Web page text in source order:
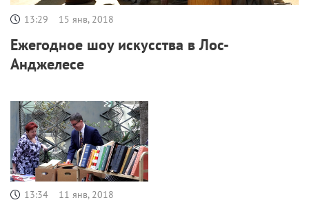
13:29 15 янв, 2018
Ежегодное шоу искусства в Лос-
Анджелесе
13:34 11 янв, 2018